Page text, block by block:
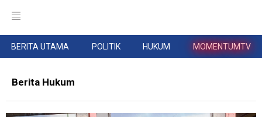
BERITA UTAMA POLITIK HUKUM MOMENTUMTV
Berita Hukum